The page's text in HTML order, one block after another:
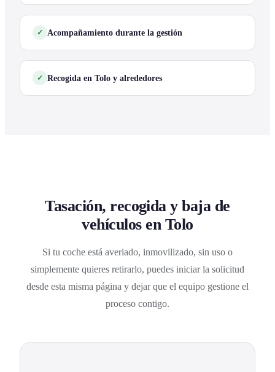
Acompañamiento durante la gestión
Recogida en Tolo y alrededores
Tasación, recogida y baja de
vehículos en Tolo
Si tu coche está averiado, inmovilizado, sin uso o
simplemente quieres retirarlo, puedes iniciar la solicitud
desde esta misma página y dejar que el equipo gestione el
proceso contigo.